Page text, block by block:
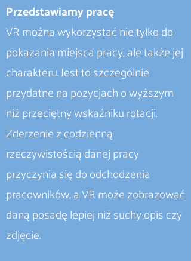
Przedstawiamy pracę
VR można wykorzystać nie tylko do
pokazania miejsca pracy, ale także jej
charakteru. Jest to szczególnie
przydatne na pozycjach o wyższym
niż przeciętny wskaźniku rotacji.
Zderzenie z codzienną
rzeczywistością danej pracy
przyczynia się do odchodzenia
pracowników, a VR może zobrazować
daną posadę lepiej niż suchy opis czy
zdjęcie.